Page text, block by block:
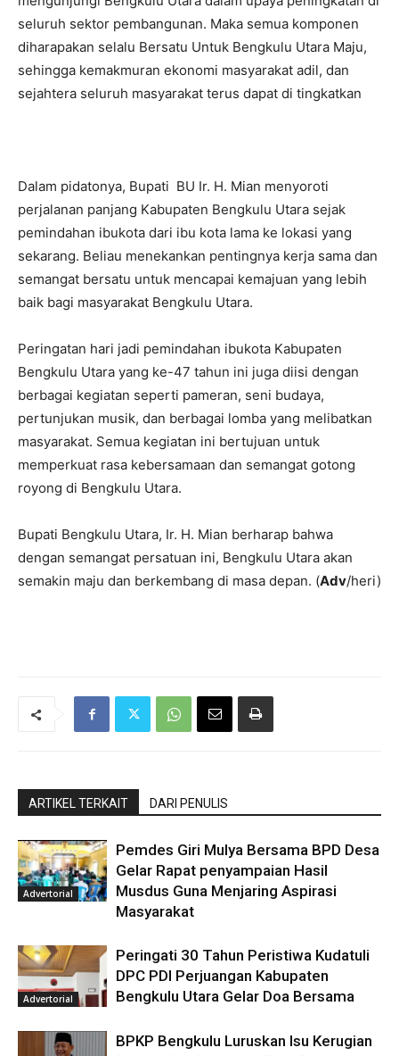
seluruh sektor pembangunan. Maka semua komponen
diharapakan selalu Bersatu Untuk Bengkulu Utara Maju,
sehingga kemakmuran ekonomi masyarakat adil, dan
sejahtera seluruh masyarakat terus dapat di tingkatkan
Dalam pidatonya, Bupati BU Ir. H. Mian menyoroti
perjalanan panjang Kabupaten Bengkulu Utara sejak
pemindahan ibukota dari ibu kota lama ke lokasi yang
sekarang. Beliau menekankan pentingnya kerja sama dan
semangat bersatu untuk mencapai kemajuan yang lebih
baik bagi masyarakat Bengkulu Utara.
Peringatan hari jadi pemindahan ibukota Kabupaten
Bengkulu Utara yang ke-47 tahun ini juga diisi dengan
berbagai kegiatan seperti pameran, seni budaya,
pertunjukan musik, dan berbagai lomba yang melibatkan
masyarakat. Semua kegiatan ini bertujuan untuk
memperkuat rasa kebersamaan dan semangat gotong
royong di Bengkulu Utara.
Bupati Bengkulu Utara, Ir. H. Mian berharap bahwa
dengan semangat persatuan ini, Bengkulu Utara akan
semakin maju dan berkembang di masa depan. (Adv/heri)
ARTIKEL TERKAIT DARI PENULIS
Advertorial
Pemdes Giri Mulya Bersama BPD Desa
Gelar Rapat penyampaian Hasil
Musdus Guna Menjaring Aspirasi
Masyarakat
Advertorial
Peringati 30 Tahun Peristiwa Kudatuli
DPC PDI Perjuangan Kabupaten
Bengkulu Utara Gelar Doa Bersama
BPKP Bengkulu Luruskan Isu Kerugian